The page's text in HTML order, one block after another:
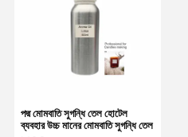
পদ্ম মোমবাতি সুগন্ধি তেল হোটেল
ব্যবহার উচ্চ মানের মোমবাতি সুগন্ধি তেল